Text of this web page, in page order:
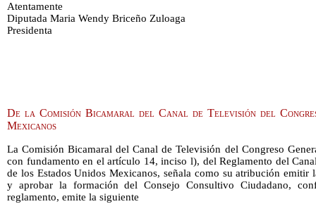
Atentamente
Diputada Maria Wendy Briceño Zuloaga
Presidenta
De la Comisión Bicamaral del Canal de Televisión del
Mexicanos
La Comisión Bicamaral del Canal de Televisión del Congreso
con fundamento en el artículo 14, inciso l), del Reglamento del
de los Estados Unidos Mexicanos, señala como su atribución emitir
y aprobar la formación del Consejo Consultivo Ciudadano,
reglamento, emite la siguiente